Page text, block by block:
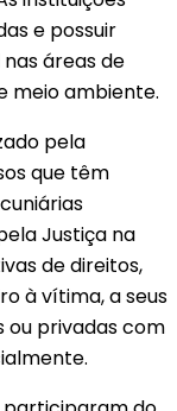
e possuir
áreas de
meio ambiente.
pela
que têm
Justiça na
de direitos,
à vítima, a seus
ou privadas com